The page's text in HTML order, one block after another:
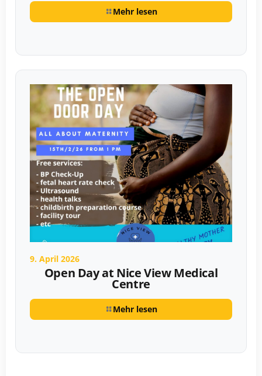
Mehr lesen
9. April 2026
Open Day at Nice View Medical
Centre
Mehr lesen